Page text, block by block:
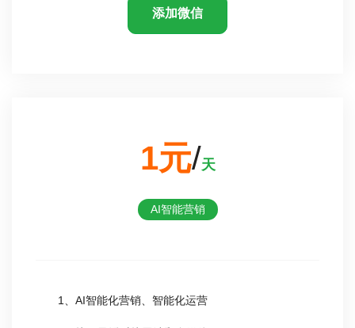
添加微信
1元/天
AI智能营销
1、AI智能化营销、智能化运营